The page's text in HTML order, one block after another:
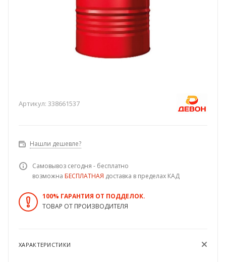
Артикул: 338661537
Нашли дешевле?
Самовывоз сегодня - бесплатно
возможна БЕСПЛАТНАЯ доставка в пределах КАД
100% ГАРАНТИЯ ОТ ПОДДЕЛОК.
ТОВАР ОТ ПРОИЗВОДИТЕЛЯ
ХАРАКТЕРИСТИКИ